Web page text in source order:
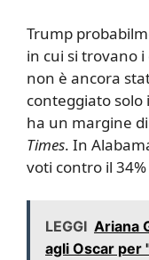
Trump
in cui si trovano i
non è ancora
conteggiato solo
ha un margine
Times. In
voti contro il
LEGGI Ariana
agli Oscar per